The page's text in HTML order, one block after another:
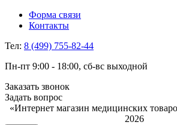
Форма связи
Контакты
Тел: 8 (499) 755-82-44
Пн-пт 9:00 - 18:00, сб-вс выходной
Заказать звонок
Задать вопрос
«Интернет магазин медицинских
2026